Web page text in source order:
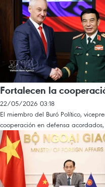
Fortalecen la
22/05/2026 03:18
El miembro del Buró Político,
cooperación en defensa